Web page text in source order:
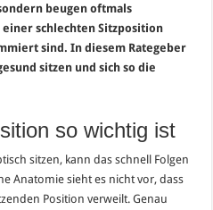
beugen oftmals
schlechten Sitzposition
sind. In diesem Rategeber
sitzen und sich so die
so wichtig ist
sitzen, kann das schnell Folgen
Anatomie sieht es nicht vor, dass
Position verweilt. Genau